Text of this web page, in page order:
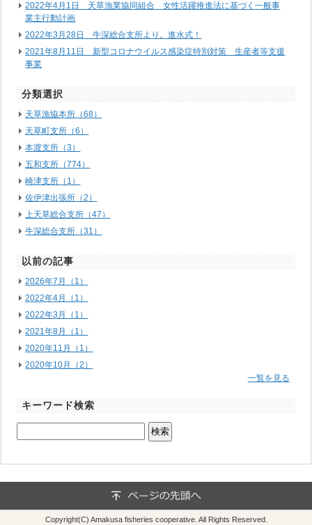
2022年4月1日 天草漁業協同組合 女性活躍推進法に基づく一般事
業主行動計画
2022年3月28日 牛深総合支所より。進水式！
2021年8月11日 新型コロナウイルス感染症特別対策 生産者等支援
事業
分類選択
天草漁協本所（68）
天草町支所（6）
本渡支所（3）
五和支所（774）
崎津支所（1）
佐伊津出張所（2）
上天草総合支所（47）
牛深総合支所（31）
以前の記事
2026年7月（1）
2022年4月（1）
2022年3月（1）
2021年8月（1）
2020年11月（1）
2020年10月（2）
一覧を見る
キーワード検索
Copyright(C) Amakusa fisheries cooperative. All Rights Reserved.